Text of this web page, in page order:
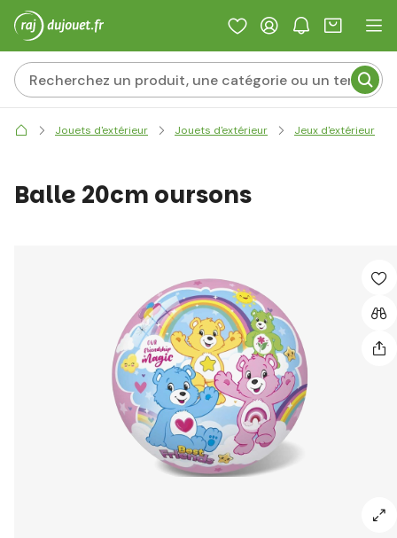
Jouets d'extérieur Jouets d'extérieur Jeux d'extérieur
Balle 20cm oursons